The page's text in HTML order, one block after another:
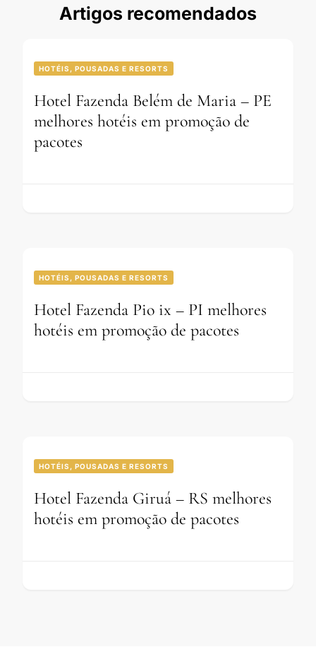
Artigos recomendados
HOTÉIS, POUSADAS E RESORTS
Hotel Fazenda Belém de Maria – PE
melhores hotéis em promoção de
pacotes
HOTÉIS, POUSADAS E RESORTS
Hotel Fazenda Pio ix – PI melhores
hotéis em promoção de pacotes
HOTÉIS, POUSADAS E RESORTS
Hotel Fazenda Giruá – RS melhores
hotéis em promoção de pacotes